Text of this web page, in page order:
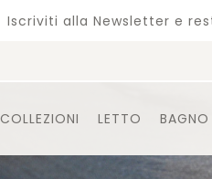
Iscriviti alla Newsletter e
COLLEZIONI LETTO BAGNO